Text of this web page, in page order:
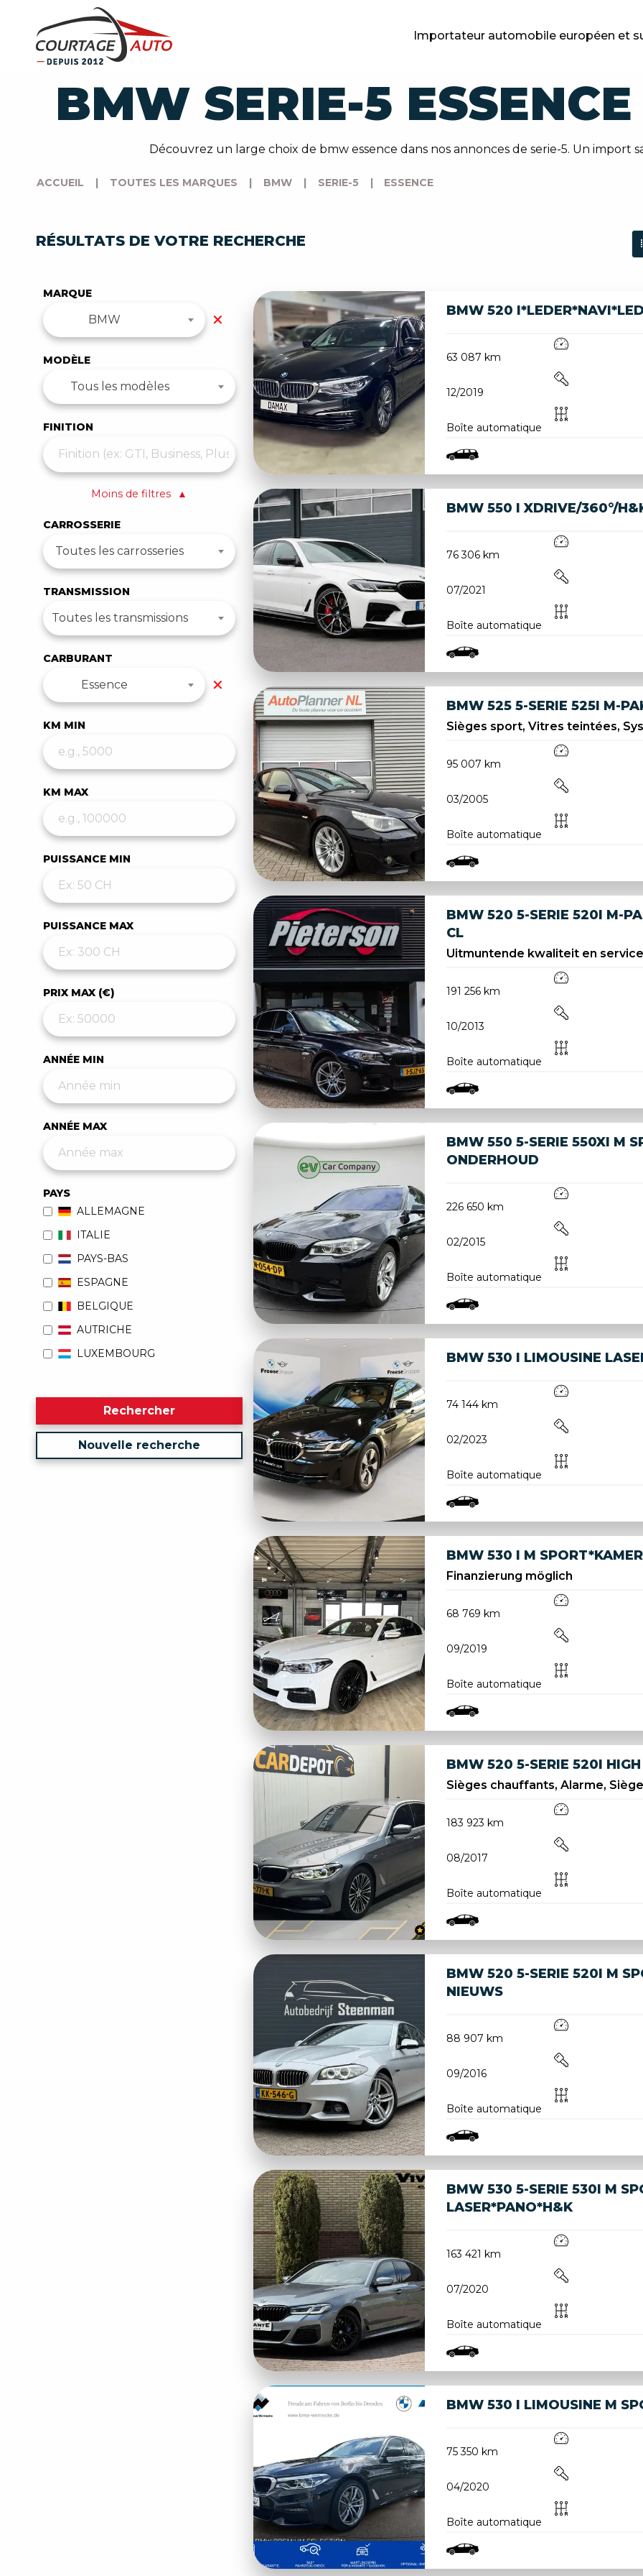
Importateur automobile européen et
BMW SERIE-5 ESSENCE
Découvrez un large choix de bmw essence dans nos annonces de serie-5. Un import
ACCUEIL | TOUTES LES MARQUES | BMW | SERIE-5 | ESSENCE
RÉSULTATS DE VOTRE RECHERCHE
MARQUE
BMW ✕
MODÈLE
Tous les modèles
FINITION
Moins de filtres ▲
CARROSSERIE
Toutes les carrosseries
TRANSMISSION
Toutes les transmissions
CARBURANT
Essence ✕
KM MIN
KM MAX
PUISSANCE MIN
PUISSANCE MAX
PRIX MAX (€)
ANNÉE MIN
ANNÉE MAX
PAYS
ALLEMAGNE
ITALIE
PAYS-BAS
ESPAGNE
BELGIQUE
AUTRICHE
LUXEMBOURG
Rechercher
Nouvelle recherche
BMW 520 I*LEDER*NAVI*LED
63 087 km
12/2019
Boîte automatique
BMW 550 I XDRIVE/360°/
76 306 km
07/2021
Boîte automatique
BMW 525 5-SERIE 525I M-
Sièges sport, Vitres teintées,
95 007 km
03/2005
Boîte automatique
BMW 520 5-SERIE 520I M-
CL
Uitmuntende kwaliteit en service
191 256 km
10/2013
Boîte automatique
BMW 550 5-SERIE 550XI M
ONDERHOUD
226 650 km
02/2015
Boîte automatique
BMW 530 I LIMOUSINE
74 144 km
02/2023
Boîte automatique
BMW 530 I M
Finanzierung möglich
68 769 km
09/2019
Boîte automatique
BMW 520 5-SERIE 520I HIGH
Sièges chauffants, Alarme,
183 923 km
08/2017
Boîte automatique
BMW 520 5-SERIE 520I M
NIEUWS
88 907 km
09/2016
Boîte automatique
BMW 530 5-SERIE 530I M
LASER*PANO*H&K
163 421 km
07/2020
Boîte automatique
BMW 530 I LIMOUSINE M
75 350 km
04/2020
Boîte automatique